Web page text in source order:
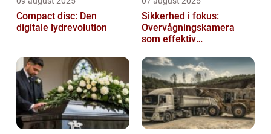
Compact disc: Den
digitale lydrevolution
Sikkerhed i fokus:
Overvågningskamera
som effektiv